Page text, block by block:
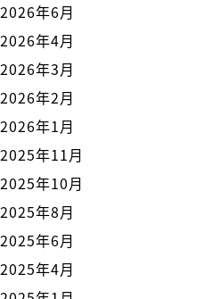
2026年6月
2026年4月
2026年3月
2026年2月
2026年1月
2025年11月
2025年10月
2025年8月
2025年6月
2025年4月